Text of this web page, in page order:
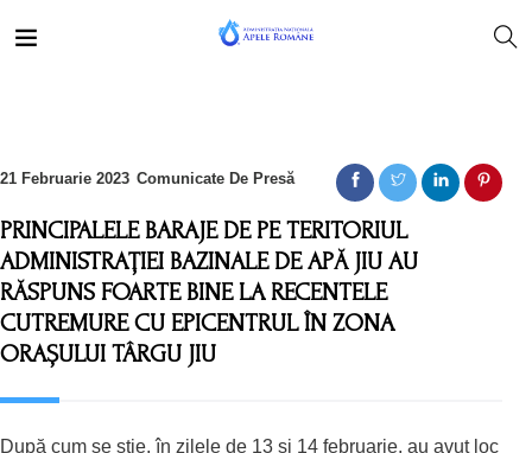
21 Februarie 2023 Comunicate De Presă
PRINCIPALELE BARAJE DE PE TERITORIUL
ADMINISTRAȚIEI BAZINALE DE APĂ JIU AU
RĂSPUNS FOARTE BINE LA RECENTELE
CUTREMURE CU EPICENTRUL ÎN ZONA
ORAȘULUI TÂRGU JIU
După cum se știe, în zilele de 13 și 14 februarie, au avut loc